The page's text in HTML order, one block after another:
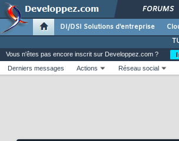
FORUMS
DI/DSI Solutions d'entreprise
Vous n'êtes pas encore inscrit sur Developpez.com ?
Derniers messages
Actions Réseau social